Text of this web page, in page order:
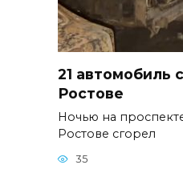
21 автомобиль
Ростове
Ночью на
Ростове сгорел
35